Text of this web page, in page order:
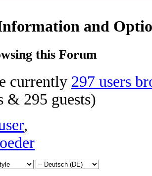
and
this Forum
currently 297 users
& 295 guests)
,